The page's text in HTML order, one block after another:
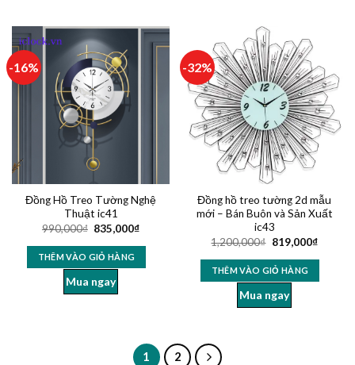
-16%
Đồng Hồ Treo Tường Nghệ
Thuật ic41
990,000₫ 835,000₫
THÊM VÀO GIỎ HÀNG
Mua ngay
-32%
Đồng hồ treo tường 2d mẫu
mới – Bán Buôn và Sản Xuất
ic43
1,200,000₫ 819,000₫
THÊM VÀO GIỎ HÀNG
Mua ngay
1 2